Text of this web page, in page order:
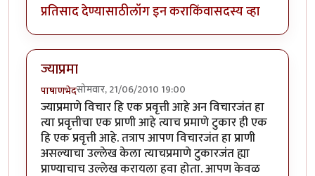
प्रतिसाद देण्यासाठीलॉग इन कराकिंवासदस्य व्हा
ज्याप्रमा
पाषाणभेदसोमवार, 21/06/2010 19:00
ज्याप्रमाणे विचार हि एक प्रवृत्ती आहे अन विचारजंत हा
त्या प्रवृत्तीचा एक प्राणी आहे त्याच प्रमाणे टुकार ही एक
हि एक प्रवृत्ती आहे. तत्राप आपण विचारजंत हा प्राणी
असल्याचा उल्लेख केला त्याचप्रमाणे टुकारजंत ह्या
प्राण्याचाच उल्लेख करायला हवा होता. आपण केवळ